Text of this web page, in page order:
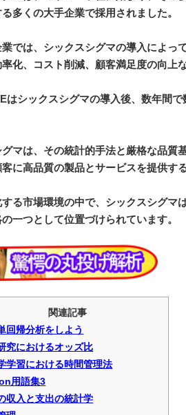
多くの大手企業で採用されました。
では、シックスシグマの導入によっ
化、コスト削減、顧客満足度の向上
はシックスシグマの導入後、数年間
マは、その統計的手法と厳格な品質
に高品質の製品とサービスを提供す
る市場環境の中で、シックスシグマ
一つとして位置づけられています。
関連記事
回帰分析をしよう
究におけるオッズ比
学習における時間管理法
用語集3
収入と支出の統計学